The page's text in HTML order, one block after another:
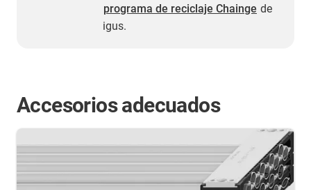
programa de reciclaje Chainge de
igus.
Accesorios adecuados